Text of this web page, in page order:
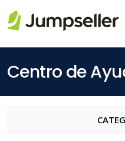
Centro de